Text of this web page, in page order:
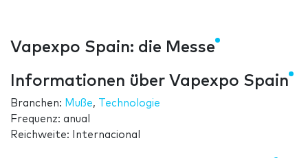
Vapexpo Spain: die Messe
Informationen über Vapexpo Spain
Branchen: Muße,
Technologie
Frequenz: anual
Reichweite: Internacional